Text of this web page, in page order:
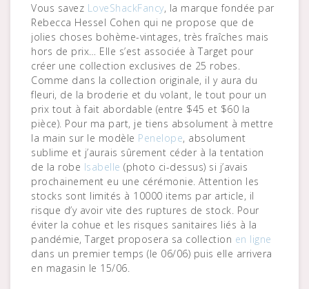
Vous savez LoveShackFancy, la marque fondée par
Rebecca Hessel Cohen qui ne propose que de
jolies choses bohème-vintages, très fraîches mais
hors de prix… Elle s’est associée à Target pour
créer une collection exclusives de 25 robes.
Comme dans la collection originale, il y aura du
fleuri, de la broderie et du volant, le tout pour un
prix tout à fait abordable (entre $45 et $60 la
pièce). Pour ma part, je tiens absolument à mettre
la main sur le modèle Penelope, absolument
sublime et j’aurais sûrement céder à la tentation
de la robe Isabelle (photo ci-dessus) si j’avais
prochainement eu une cérémonie. Attention les
stocks sont limités à 10000 items par article, il
risque d’y avoir vite des ruptures de stock. Pour
éviter la cohue et les risques sanitaires liés à la
pandémie, Target proposera sa collection en ligne
dans un premier temps (le 06/06) puis elle arrivera
en magasin le 15/06.